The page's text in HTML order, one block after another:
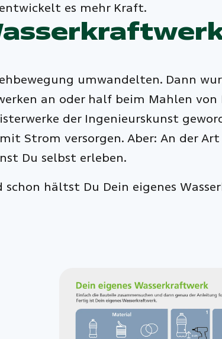
es mehr Kraft.
umwandelten. Dann
an oder half beim Mahlen von
der Ingenieurskunst
Strom versorgen. Aber: An der Art
Du selbst erleben.
hältst Du Dein eigenes